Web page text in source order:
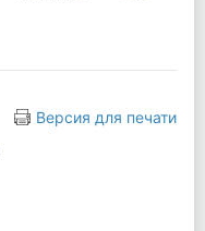
Версия для печати